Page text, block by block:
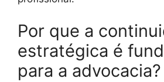
Por que a
estratégica é
para a advocacia?